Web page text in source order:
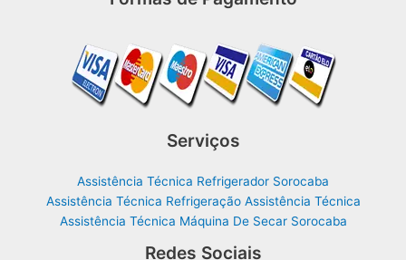
Serviços
Assistência Técnica Refrigerador Sorocaba
Assistência Técnica Refrigeração Assistência Técnica
Assistência Técnica Máquina De Secar Sorocaba
Redes Sociais